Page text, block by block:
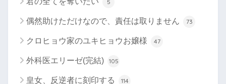
5
偶然助けただけなので、責任は取りません 73
クロヒョウ家のユキヒョウお嬢様 47
外科医エリーゼ(完結) 105
皇女、反逆者に刻印する 114